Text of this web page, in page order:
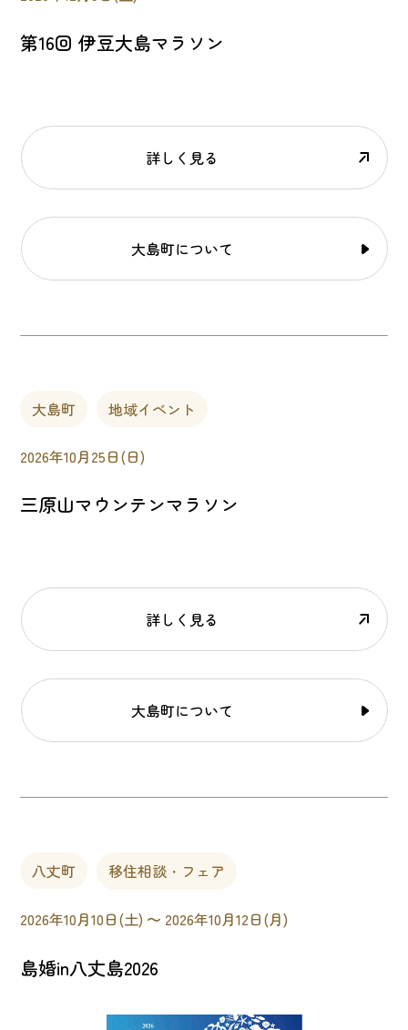
第16回 伊豆大島マラソン
詳しく見る
大島町について
大島町 地域イベント
2026年10月25日(日)
三原山マウンテンマラソン
詳しく見る
大島町について
八丈町 移住相談・フェア
2026年10月10日(土) 〜 2026年10月12日(月)
島婚in八丈島2026